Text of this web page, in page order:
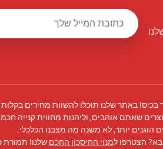
בכיס! באתר שלנו תוכלו להשוות מחירים בקלות
שאתם אוהבים, וליהנות מחווית קנייה
הוגנים יותר, לא משנה מה מצבנו הכלכלי.
הצטרפו למנוי החיסכון החכם שלנו! תמורת